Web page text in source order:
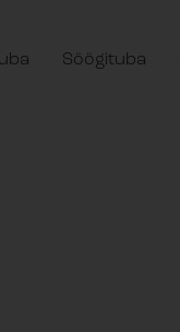
Söögituba